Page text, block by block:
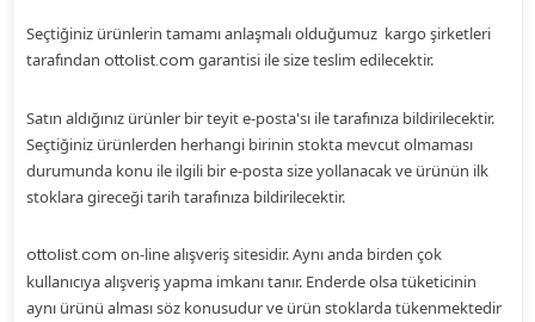
Seçtiğiniz ürünlerin tamamı anlaşmalı olduğumuz kargo şirketleri
tarafından ottolist.com garantisi ile size teslim edilecektir.
Satın aldığınız ürünler bir teyit e-posta'sı ile tarafınıza bildirilecektir.
Seçtiğiniz ürünlerden herhangi birinin stokta mevcut olmaması
durumunda konu ile ilgili bir e-posta size yollanacak ve ürünün ilk
stoklara gireceği tarih tarafınıza bildirilecektir.
ottolist.com on-line alışveriş sitesidir. Aynı anda birden çok
kullanıcıya alışveriş yapma imkanı tanır. Enderde olsa tüketicinin
aynı ürünü alması söz konusudur ve ürün stoklarda tükenmektedir